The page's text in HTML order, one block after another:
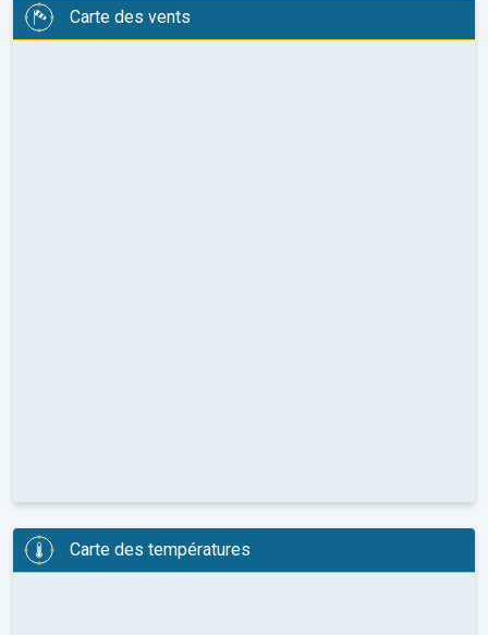
Carte des vents
Carte des températures